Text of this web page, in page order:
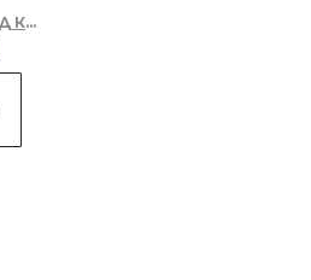
МАСАЖНО ОЛИО / СЛЕД КОЛА МАСКА